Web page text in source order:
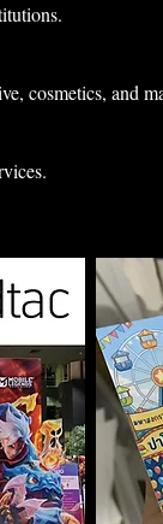
cosmetics, and